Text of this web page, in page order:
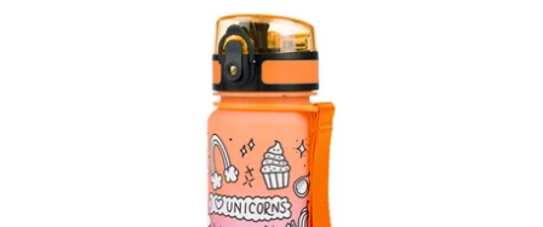
hviezdičiek.